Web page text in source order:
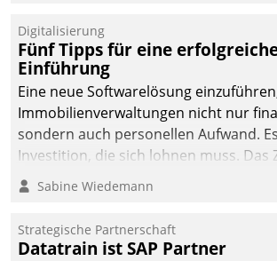
Digitalisierung
Fünf Tipps für eine
Einführung
Eine neue Softwarelösung
Immobilienverwaltungen nicht nur
sondern auch personellen Aufwand.
Investition, die sich lohnen muss. Das
nachhaltige Optimierung der
dieses Ziel erreicht wird, sollten einige
Sabine Wiedemann
Strategische Partnerschaft
Datatrain ist SAP Partner